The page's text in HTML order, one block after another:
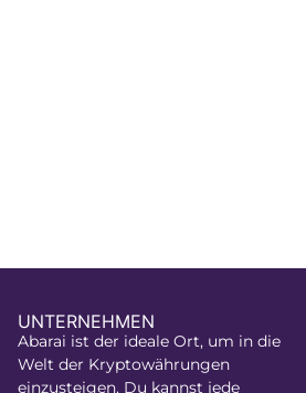
UNTERNEHMEN
Abarai ist der ideale Ort, um in die
Welt der Kryptowährungen
einzusteigen. Du kannst jede